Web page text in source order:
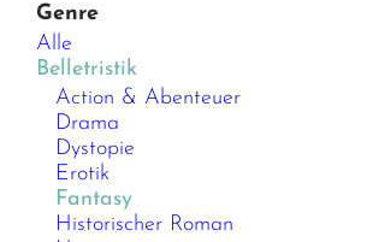
Genre
Alle
Belletristik
Action & Abenteuer
Drama
Dystopie
Erotik
Fantasy
Historischer Roman